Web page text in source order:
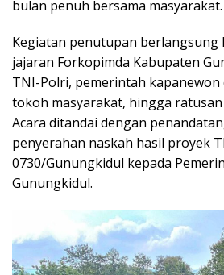
bulan penuh bersama masyarakat.
Kegiatan penutupan berlangsung
jajaran Forkopimda Kabupaten
TNI-Polri, pemerintah kapanewon
tokoh masyarakat, hingga
Acara ditandai dengan
penyerahan naskah hasil proyek
0730/Gunungkidul kepada
Gunungkidul.